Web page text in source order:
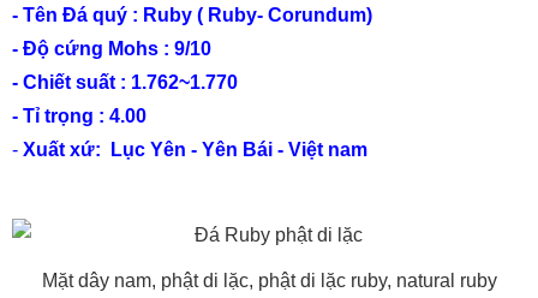
- Tên Đá quý : Ruby ( Ruby- Corundum)
- Độ cứng Mohs : 9/10
- Chiết suất : 1.762~1.770
- Tỉ trọng : 4.00
- Xuất xứ: Lục Yên - Yên Bái - Việt nam
Mặt dây nam, phật di lặc, phật di lặc ruby, natural ruby